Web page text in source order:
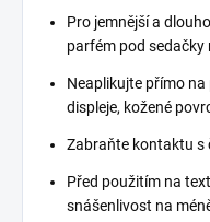
Pro jemnější a
parfém pod
Neaplikujte přímo
displeje, kožené
Zabraňte kontaktu s
Před použitím na
snášenlivost na